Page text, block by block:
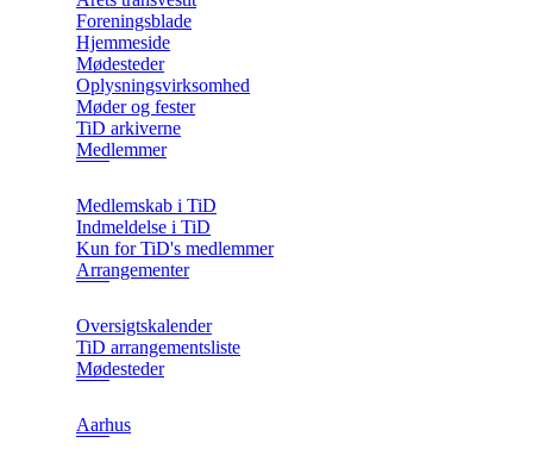
Foreningsblade
Hjemmeside
Mødesteder
Oplysningsvirksomhed
Møder og fester
TiD arkiverne
Medlemmer
Medlemskab i TiD
Indmeldelse i TiD
Kun for TiD's medlemmer
Arrangementer
Oversigtskalender
TiD arrangementsliste
Mødesteder
Aarhus